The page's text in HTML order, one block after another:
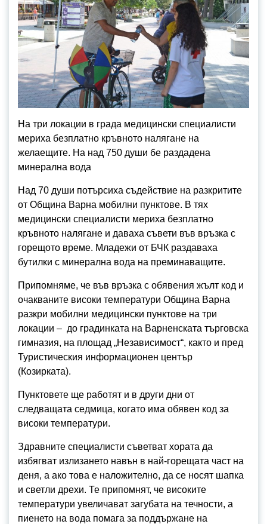
На три локации в града медицински специалисти
мериха безплатно кръвното налягане на
желаещите. На над 750 души бе раздадена
минерална вода
Над 70 души потърсиха съдействие на разкритите
от Община Варна мобилни пунктове. В тях
медицински специалисти мериха безплатно
кръвното налягане и даваха съвети във връзка с
горещото време. Младежи от БЧК раздаваха
бутилки с минерална вода на преминаващите.
Припомняме, че във връзка с обявения жълт код и
очакваните високи температури Община Варна
разкри мобилни медицински пунктове на три
локации – до градинката на Варненската търговска
гимназия, на площад „Независимост“, както и пред
Туристическия информационен център
(Козирката).
Пунктовете ще работят и в други дни от
следващата седмица, когато има обявен код за
високи температури.
Здравните специалисти съветват хората да
избягват излизането навън в най-горещата част на
деня, а ако това е наложително, да се носят шапка
и светли дрехи. Те припомнят, че високите
температури увеличават загубата на течности, а
пиенето на вода помага за поддържане на